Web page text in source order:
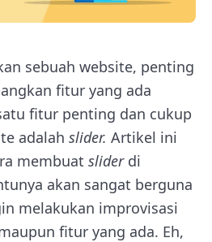
sebuah website, penting
fitur yang ada
fitur penting dan cukup
adalah slider. Artikel ini
membuat slider di
akan sangat berguna
melakukan improvisasi
fitur yang ada. Eh,